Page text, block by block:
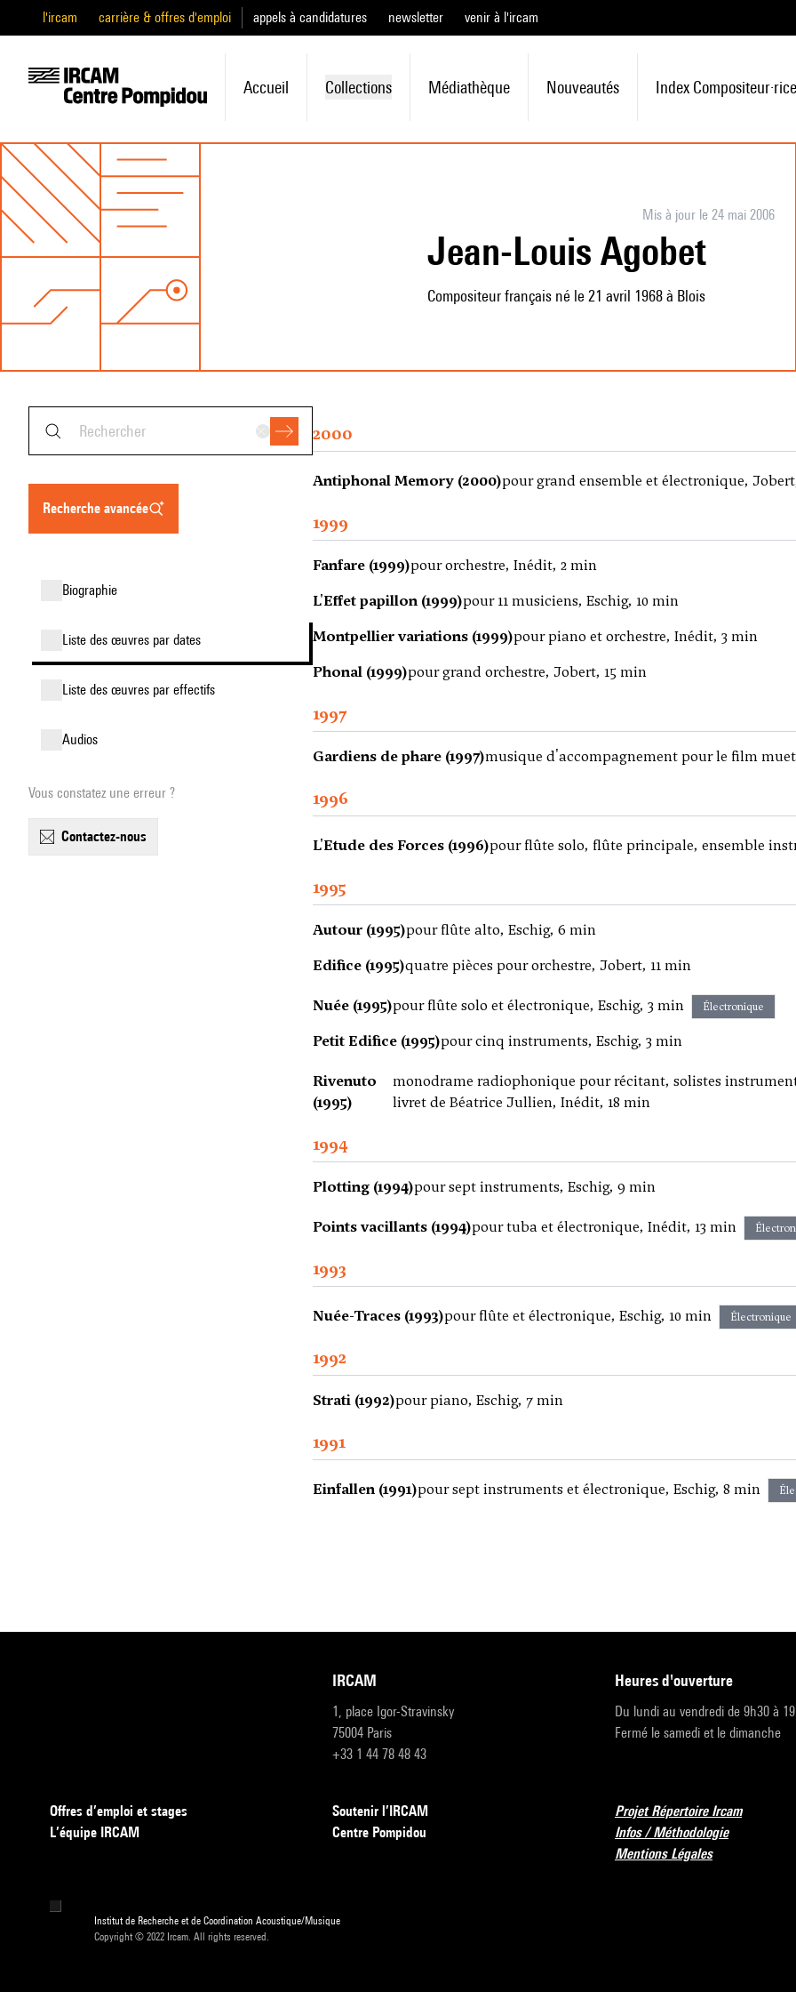
l'ircam carrière & offres d'emploi appels à candidatures newsletter venir à l'ircam
Accueil Collections Médiathèque Nouveautés Index Compositeur·rice
Mis à jour le 24 mai 2006
Jean-Louis Agobet
Compositeur français né le 21 avril 1968 à Blois
recherche avancée
biographie
liste des œuvres par dates
liste des œuvres par effectifs
audios
Vous constatez une erreur ?
contactez-nous
2000
Antiphonal Memory (2000)pour grand ensemble et électronique,
1999
Fanfare (1999)pour orchestre, Inédit, 2 min
L'Effet papillon (1999)pour 11 musiciens, Eschig, 10 min
Montpellier variations (1999)pour piano et orchestre, Inédit, 3 min
Phonal (1999)pour grand orchestre, Jobert, 15 min
1997
Gardiens de phare (1997)musique d'accompagnement pour le film
1996
L'Etude des Forces (1996)pour flûte solo, flûte principale, ensemble
1995
Autour (1995)pour flûte alto, Eschig, 6 min
Edifice (1995)quatre pièces pour orchestre, Jobert, 11 min
Nuée (1995)pour flûte solo et électronique, Eschig, 3 min Électronique
Petit Edifice (1995)pour cinq instruments, Eschig, 3 min
Rivenuto
(1995)
monodrame radiophonique pour récitant, solistes
livret de Béatrice Jullien, Inédit, 18 min
1994
Plotting (1994)pour sept instruments, Eschig, 9 min
Points vacillants (1994)pour tuba et électronique, Inédit, 13 min
1993
Nuée-Traces (1993)pour flûte et électronique, Eschig, 10 min Électronique
1992
Strati (1992)pour piano, Eschig, 7 min
1991
Einfallen (1991)pour sept instruments et électronique, Eschig, 8 min
IRCAM
1, place Igor-Stravinsky
75004 Paris
+33 1 44 78 48 43
heures d'ouverture
Du lundi au vendredi de 9h30 à
Fermé le samedi et le dimanche
Offres d’emploi et stages
L’équipe IRCAM
Soutenir l’IRCAM
Centre Pompidou
Projet Répertoire Ircam
Infos / Méthodologie
Mentions Légales
Institut de Recherche et de Coordination Acoustique/Musique
Copyright © 2022 Ircam. All rights reserved.